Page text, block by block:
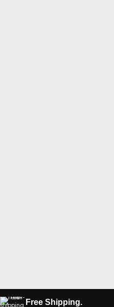
Free Shipping.